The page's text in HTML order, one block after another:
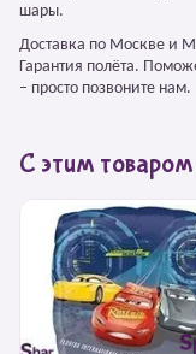
шары.
Доставка по Москве и
Гарантия полёта.
– просто позвоните нам.
С этим